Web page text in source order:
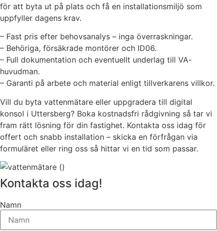
för att byta ut på plats och få en installationsmiljö som
uppfyller dagens krav.
– Fast pris efter behovsanalys – inga överraskningar.
– Behöriga, försäkrade montörer och ID06.
– Full dokumentation och eventuellt underlag till VA-
huvudman.
– Garanti på arbete och material enligt tillverkarens villkor.
Vill du byta vattenmätare eller uppgradera till digital
konsol i Uttersberg? Boka kostnadsfri rådgivning så tar vi
fram rätt lösning för din fastighet. Kontakta oss idag för
offert och snabb installation – skicka en förfrågan via
formuläret eller ring oss så hittar vi en tid som passar.
Kontakta oss idag!
Namn